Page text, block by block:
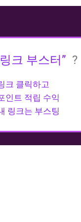
크 부스터” ?
크 클릭하고
인트 적립 수익
링크는 부스팅